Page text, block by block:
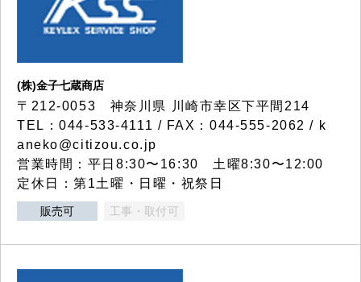
(株)金子七蔵商店
〒212-0053 神奈川県 川崎市幸区下平間214
TEL：044-533-4111 / FAX：044-555-2062 / k
aneko@citizou.co.jp
営業時間：平日8:30〜16:30 土曜8:30〜12:00
定休日：第1土曜・日曜・祝祭日
販売可 工事・取付可